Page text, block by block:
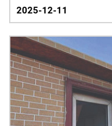
2025-12-11